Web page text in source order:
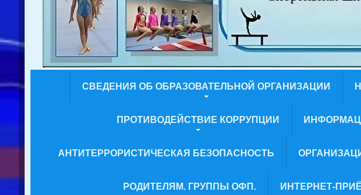
СВЕДЕНИЯ ОБ ОБРАЗОВАТЕЛЬНОЙ ОРГАНИЗАЦИИ
ПРОТИВОДЕЙСТВИЕ КОРРУПЦИИ
АНТИТЕРРОРИСТИЧЕСКАЯ БЕЗОПАСНОСТЬ
РОДИТЕЛЯМ. ГРУППЫ ОФП. ИНТЕРНЕТ-